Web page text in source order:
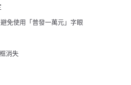
免使用「普發一萬元」字眼
消失